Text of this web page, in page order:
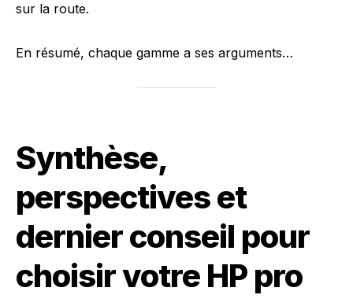
sur la route.
En résumé, chaque gamme a ses arguments…
Synthèse,
perspectives et
dernier conseil pour
choisir votre HP pro